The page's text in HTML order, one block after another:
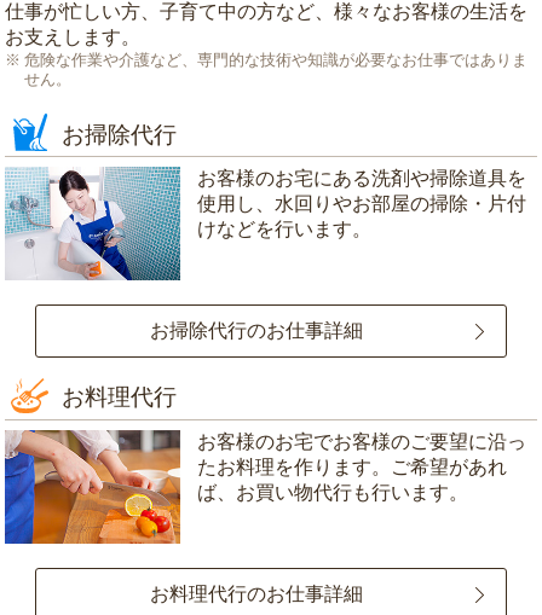
仕事が忙しい方、子育て中の方など、様々なお客様の生活を
お支えします。
危険な作業や介護など、専門的な技術や知識が必要なお仕事ではありま
せん。
お掃除代行
お客様のお宅にある洗剤や掃除道具を
使用し、水回りやお部屋の掃除・片付
けなどを行います。
お掃除代行のお仕事詳細
お料理代行
お客様のお宅でお客様のご要望に沿っ
たお料理を作ります。ご希望があれ
ば、お買い物代行も行います。
お料理代行のお仕事詳細